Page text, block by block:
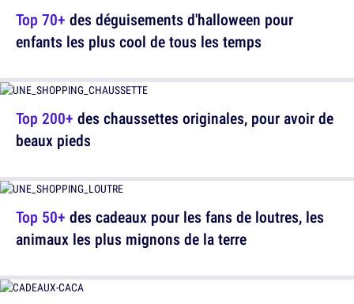
Top 200+ des chaussettes originales, pour avoir de
beaux pieds
Top 70+ des déguisements d'halloween pour
enfants les plus cool de tous les temps
Top 50+ des cadeaux pour les fans de loutres, les
animaux les plus mignons de la terre